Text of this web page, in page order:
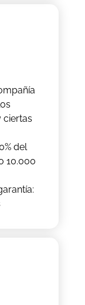
ciertas
del
10.000